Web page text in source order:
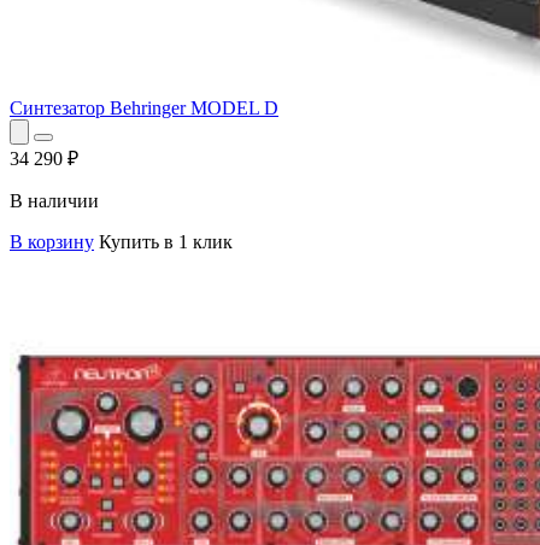
Синтезатор Behringer MODEL D
34 290 ₽
В наличии
В корзину Купить в 1 клик